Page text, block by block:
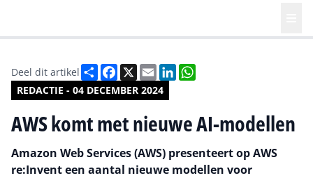
REDACTIE - 04 DECEMBER 2024
Deel dit artikel DeelFacebook
X EmailLinkedIn
AWS komt met nieuwe AI-modellen
Amazon Web Services (AWS) presenteert op AWS
re:Invent een aantal nieuwe modellen voor